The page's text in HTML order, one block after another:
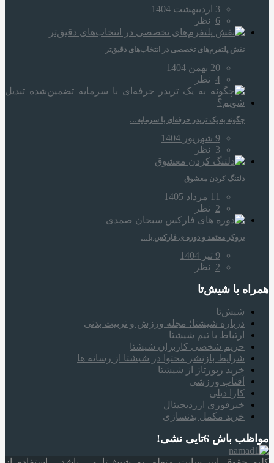
3 اردیبهشت 1404
6 نظر
نقش پلتفرم‌های تخصصی در انتخاب‌های دقیق‌تر
20 بهمن 1404
4 نظر
چگونه به یک تریدر حرفه‌ای با سرمایه…
9 شهریور 1404
3 نظر
دلتنگ کردن معشوق
11 مرداد 1405
2 نظر
بروکر معتمد و دوره‌ ی فارکس با…
9 تیر 1404
2 نظر
همراه‌ با شیش‌تا
شیش‌تا
درباره شیشتا؛ مجله ورزش و تربیت بدنی
ارتباط با تیم شیشتا
حریم شخصی کاربران شیشتا
شرایط بازنشر محتوا در شیشتا از رسانه ها
خرید رپورتاژ از شیشتا
آفتاب ورزشی
کارا دیلی
خبرفوری ارزدیجیتال
خرید مکمل بدنسازی
مواظب باش 6تایی نشی!